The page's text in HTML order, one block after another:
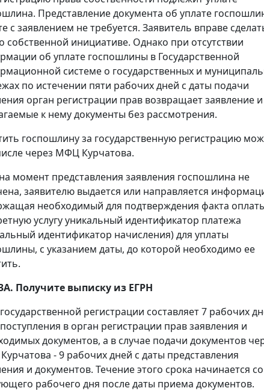
Представление документа об уплате
с заявлением не требуется. Заявитель вправе
собственной инициативе. Однако при отсутствии
об уплате госпошлины в Государственной
системе о государственных и
по истечении пяти рабочих дней с даты подачи
орган регистрации прав возвращает заявление и
к нему документы без рассмотрения.
госпошлину за государственную регистрацию
через МФЦ Курчатова.
момент представления заявления госпошлина не
заявителю выдается или направляется
необходимый для подтверждения факта
услугу уникальный идентификатор платежа
идентификатор начисления) для уплаты
с указанием даты, до которой необходимо ее
Получите выписку из ЕГРН
регистрации составляет 7 рабочих
в орган регистрации прав заявления и
документов, а в случае подачи документов
- 9 рабочих дней с даты представления
и документов. Течение этого срока начинается со
рабочего дня после даты приема документов.